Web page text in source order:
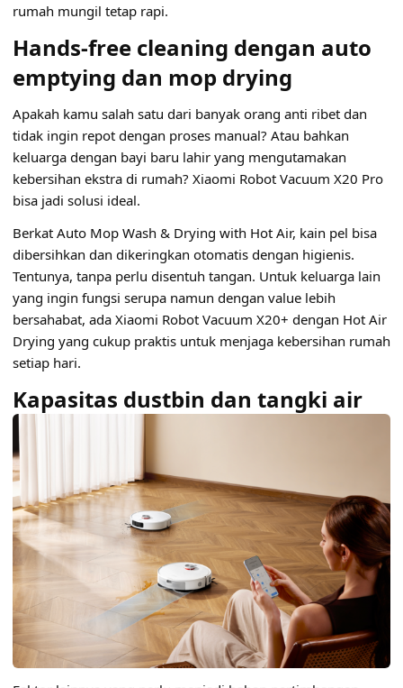
rumah mungil tetap rapi.
Hands-free cleaning dengan auto
emptying dan mop drying
Apakah kamu salah satu dari banyak orang anti ribet dan
tidak ingin repot dengan proses manual? Atau bahkan
keluarga dengan bayi baru lahir yang mengutamakan
kebersihan ekstra di rumah? Xiaomi Robot Vacuum X20 Pro
bisa jadi solusi ideal.
Berkat Auto Mop Wash & Drying with Hot Air, kain pel bisa
dibersihkan dan dikeringkan otomatis dengan higienis.
Tentunya, tanpa perlu disentuh tangan. Untuk keluarga lain
yang ingin fungsi serupa namun dengan value lebih
bersahabat, ada Xiaomi Robot Vacuum X20+ dengan Hot Air
Drying yang cukup praktis untuk menjaga kebersihan rumah
setiap hari.
Kapasitas dustbin dan tangki air